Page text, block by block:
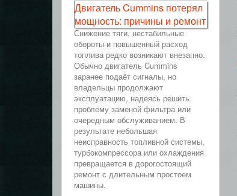
Двигатель Cummins потерял
мощность: причины и ремонт
Снижение тяги, нестабильные
обороты и повышенный расход
топлива редко возникают внезапно.
Обычно двигатель Cummins
заранее подаёт сигналы, но
владельцы продолжают
эксплуатацию, надеясь решить
проблему заменой фильтра или
очередным обслуживанием. В
результате небольшая
неисправность топливной системы,
турбокомпрессора или охлаждения
превращается в дорогостоящий
ремонт с длительным простоем
машины.